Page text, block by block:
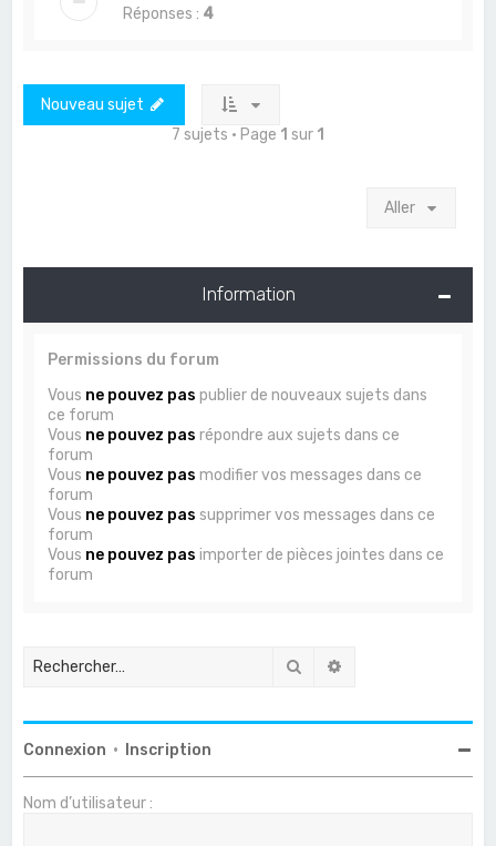
Réponses : 4
Nouveau sujet
7 sujets • Page 1 sur 1
Aller
Information
Permissions du forum
Vous ne pouvez pas publier de nouveaux sujets dans
ce forum
Vous ne pouvez pas répondre aux sujets dans ce
forum
Vous ne pouvez pas modifier vos messages dans ce
forum
Vous ne pouvez pas supprimer vos messages dans ce
forum
Vous ne pouvez pas importer de pièces jointes dans ce
forum
Rechercher
Connexion • Inscription
Nom d’utilisateur :